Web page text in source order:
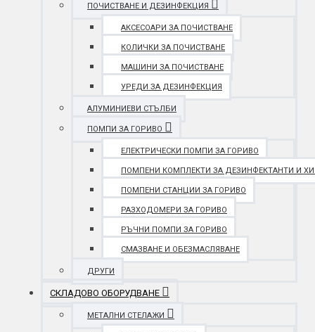
ПОЧИСТВАНЕ И ДЕЗИНФЕКЦИЯ
АКСЕСОАРИ ЗА ПОЧИСТВАНЕ
КОЛИЧКИ ЗА ПОЧИСТВАНЕ
МАШИНИ ЗА ПОЧИСТВАНЕ
УРЕДИ ЗА ДЕЗИНФЕКЦИЯ
АЛУМИНИЕВИ СТЪЛБИ
ПОМПИ ЗА ГОРИВО
ЕЛЕКТРИЧЕСКИ ПОМПИ ЗА ГОРИВО
ПОМПЕНИ КОМПЛЕКТИ ЗА ДЕЗИНФЕКТАНТИ И
ПОМПЕНИ СТАНЦИИ ЗА ГОРИВО
РАЗХОДОМЕРИ ЗА ГОРИВО
РЪЧНИ ПОМПИ ЗА ГОРИВО
СМАЗВАНЕ И ОБЕЗМАСЛЯВАНЕ
ДРУГИ
СКЛАДОВО ОБОРУДВАНЕ
МЕТАЛНИ СТЕЛАЖИ